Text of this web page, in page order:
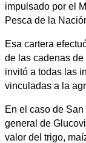
impulsado por el
Pesca de la
Esa cartera
de las cadenas
invitó a todas las
vinculadas a la
En el caso de
general de
valor del trigo,